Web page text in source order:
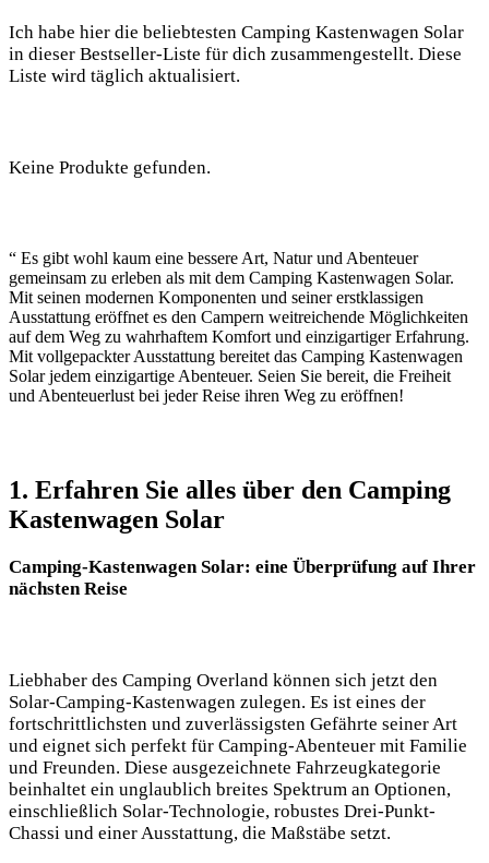
Ich habe hier die beliebtesten ⁣Camping Kastenwagen Solar
in⁣ dieser Bestseller-Liste ⁤für dich zusammengestellt. Diese
Liste wird täglich ​aktualisiert.
Keine Produkte gefunden.
“ Es gibt wohl ​kaum eine⁢ bessere ⁢Art, Natur und Abenteuer
gemeinsam⁣ zu erleben als ‍mit dem Camping Kastenwagen Solar.
Mit​ seinen modernen Komponenten und seiner erstklassigen
Ausstattung eröffnet es den Campern weitreichende ‍Möglichkeiten
auf dem Weg zu wahrhaftem Komfort und einzigartiger Erfahrung.
Mit vollgepackter Ausstattung bereitet das Camping⁣ Kastenwagen
Solar jedem einzigartige Abenteuer. Seien ⁤Sie bereit, die Freiheit⁣
und Abenteuerlust bei jeder Reise ihren Weg zu eröffnen!
1. ⁣Erfahren‌ Sie ​alles über den Camping⁢
Kastenwagen Solar
Camping-Kastenwagen Solar: eine Überprüfung auf Ihrer
nächsten Reise
Liebhaber des Camping Overland‌ können sich jetzt⁣ den
Solar-Camping-Kastenwagen zulegen. Es ist eines der
fortschrittlichsten und ‍zuverlässigsten Gefährte ‌seiner Art
und eignet ‍sich perfekt für Camping-Abenteuer mit Familie
und Freunden. Diese ausgezeichnete Fahrzeugkategorie
beinhaltet ein unglaublich breites Spektrum an⁤ Optionen,
einschließlich Solar-Technologie,⁤ robustes Drei-Punkt-
Chassi und einer Ausstattung, die Maßstäbe‌ setzt.